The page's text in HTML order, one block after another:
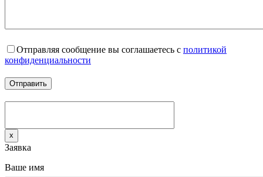
Отправляя сообщение вы соглашаетесь с политикой
конфиденциальности
x
Заявка
Ваше имя